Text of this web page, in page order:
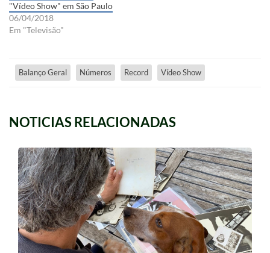
"Vídeo Show" em São Paulo
06/04/2018
Em "Televisão"
Balanço Geral Números Record Vídeo Show
NOTICIAS RELACIONADAS